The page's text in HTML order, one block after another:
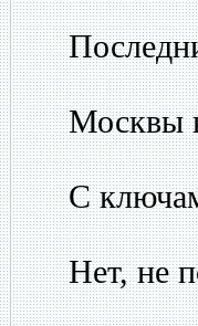
Москвы
С
Нет, не